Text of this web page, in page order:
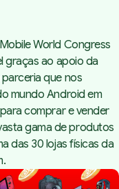
World Congress
graças ao apoio da
que nos
mundo Android em
comprar e vender
gama de produtos
das 30 lojas físicas da
.